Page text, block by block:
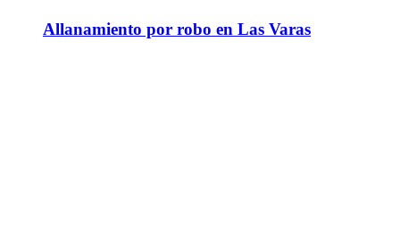
Allanamiento por robo en Las Varas